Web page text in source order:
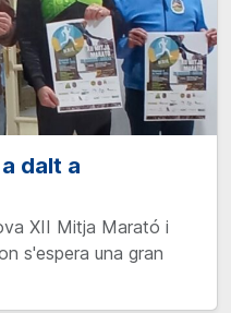
dalt a
XII Mitja Marató i
s'espera una gran